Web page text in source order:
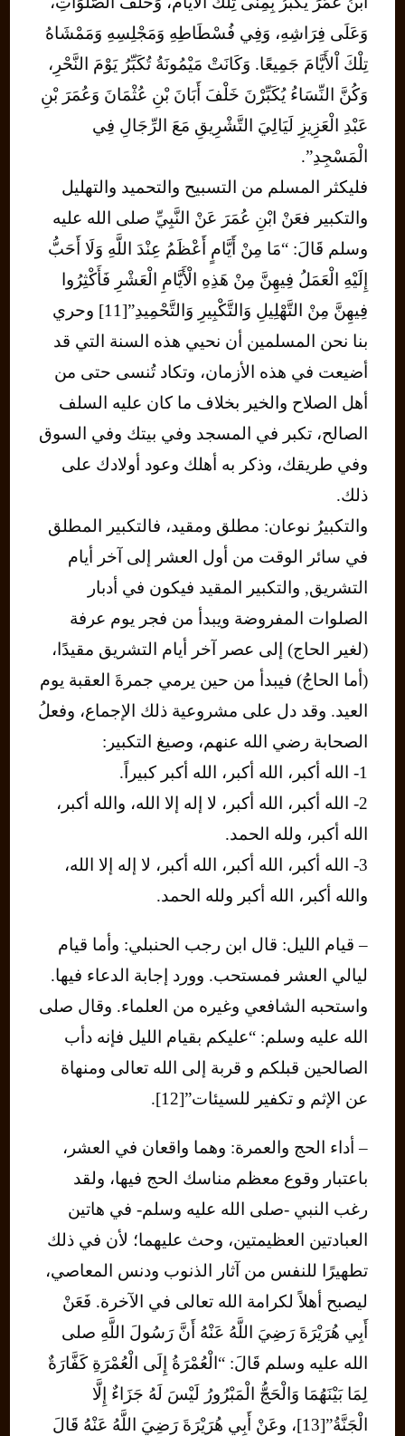
وَعَلَى فِرَاشِهِ، وَفِي فُسْطَاطِهِ وَمَجْلِسِهِ وَمَمْشَاهُ
تِلْكَ اْلأَيَّامَ جَمِيعًا. وَكَانَتْ مَيْمُونَةُ تُكَبِّرُ يَوْمَ النَّحْرِ،
وَكُنَّ النِّسَاءُ يُكَبِّرْنَ خَلْفَ أَبَانَ بْنِ عُثْمَانَ وَعُمَرَ بْنِ
عَبْدِ الْعَزِيزِ لَيَالِيَ التَّشْرِيقِ مَعَ الرِّجَالِ فِي
الْمَسْجِدِ”.
فليكثر المسلم من التسبيح والتحميد والتهليل
والتكبير فعَنْ ابْنِ عُمَرَ عَنْ النَّبِيِّ صلى الله عليه
وسلم قَالَ: “مَا مِنْ أَيَّامٍ أَعْظَمُ عِنْدَ اللَّهِ وَلَا أَحَبُّ
إِلَيْهِ الْعَمَلُ فِيهِنَّ مِنْ هَذِهِ الْأَيَّامِ الْعَشْرِ فَأَكْثِرُوا
فِيهِنَّ مِنْ التَّهْلِيلِ وَالتَّكْبِيرِ وَالتَّحْمِيدِ”[11] وحري
بنا نحن المسلمين أن نحيي هذه السنة التي قد
أضيعت في هذه الأزمان، وتكاد تُنسى حتى من
أهل الصلاح والخير بخلاف ما كان عليه السلف
الصالح، تكبر في المسجد وفي بيتك وفي السوق
وفي طريقك، وذكر به أهلك وعود أولادك على
ذلك.
والتكبيرُ نوعان: مطلق ومقيد، فالتكبير المطلق
في سائر الوقت من أول العشر إلى آخر أيام
التشريق, والتكبير المقيد فيكون في أدبار
الصلوات المفروضة ويبدأ من فجر يوم عرفة
(لغير الحاج) إلى عصر آخر أيام التشريق مقيدًا،
(أما الحاجُ) فيبدأ من حين يرمي جمرةَ العقبة يوم
العيد. وقد دل على مشروعية ذلك الإجماع، وفعلُ
الصحابة رضي الله عنهم، وصيغ التكبير:
1- الله أكبر، الله أكبر، الله أكبر كبيراً.
2- الله أكبر، الله أكبر، لا إله إلا الله، والله أكبر،
الله أكبر، ولله الحمد.
3- الله أكبر، الله أكبر، الله أكبر، لا إله إلا الله،
والله أكبر، الله أكبر ولله الحمد.
– قيام الليل: قال ابن رجب الحنبلي: وأما قيام
ليالي العشر فمستحب. وورد إجابة الدعاء فيها.
واستحبه الشافعي وغيره من العلماء. وقال صلى
الله عليه وسلم: “عليكم بقيام الليل فإنه دأب
الصالحين قبلكم و قربة إلى الله تعالى ومنهاة
عن الإثم و تكفير للسيئات”[12].
– أداء الحج والعمرة: وهما واقعان في العشر،
باعتبار وقوع معظم مناسك الحج فيها، ولقد
رغب النبي -صلى الله عليه وسلم- في هاتين
العبادتين العظيمتين، وحث عليهما؛ لأن في ذلك
تطهيرًا للنفس من آثار الذنوب ودنس المعاصي،
ليصبح أهلاً لكرامة الله تعالى في الآخرة. فَعَنْ
أَبِي هُرَيْرَةَ رَضِيَ اللَّهُ عَنْهُ أَنَّ رَسُولَ اللَّهِ صلى
الله عليه وسلم قَالَ: “الْعُمْرَةُ إِلَى الْعُمْرَةِ كَفَّارَةٌ
لِمَا بَيْنَهُمَا وَالْحَجُّ الْمَبْرُورُ لَيْسَ لَهُ جَزَاءٌ إِلَّا
الْجَنَّةُ”[13]، وعَنْ أَبِي هُرَيْرَةَ رَضِيَ اللَّهُ عَنْهُ قَالَ